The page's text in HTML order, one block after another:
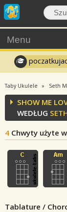
Menu
Taby Ukulele Seth
SHOW ME
WEDŁUG
4 Chwyty użyte
Tablature /